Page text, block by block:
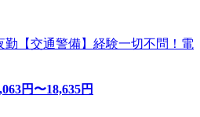
【交通警備】経験一切不問！電
円〜18,635円